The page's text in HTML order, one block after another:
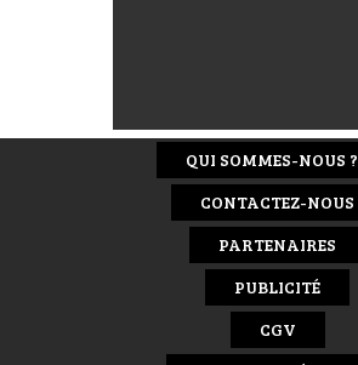
QUI SOMMES-NOUS ?
CONTACTEZ-NOUS
PARTENAIRES
PUBLICITÉ
CGV